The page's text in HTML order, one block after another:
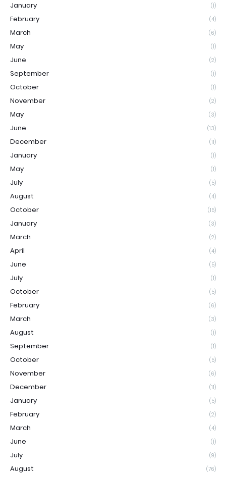
January (1)
February (4)
March (6)
May (1)
June (2)
September (1)
October (1)
November (2)
May (3)
June (13)
December (11)
January (1)
May (1)
July (5)
August (4)
October (15)
January (3)
March (2)
April (4)
June (5)
July (1)
October (5)
February (6)
March (3)
August (1)
September (1)
October (5)
November (6)
December (11)
January (5)
February (2)
March (4)
June (1)
July (9)
August (76)